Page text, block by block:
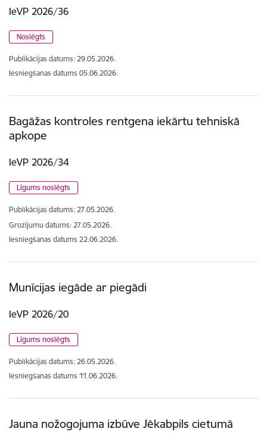
IeVP 2026/36
Noslēgts
Publikācijas datums: 29.05.2026.
Iesniegšanas datums 05.06.2026.
Bagāžas kontroles rentgena iekārtu tehniskā
apkope
IeVP 2026/34
Līgums noslēgts
Publikācijas datums: 27.05.2026.
Grozījumu datums: 27.05.2026.
Iesniegšanas datums 22.06.2026.
Munīcijas iegāde ar piegādi
IeVP 2026/20
Līgums noslēgts
Publikācijas datums: 26.05.2026.
Iesniegšanas datums 11.06.2026.
Jauna nožogojuma izbūve Jēkabpils cietumā